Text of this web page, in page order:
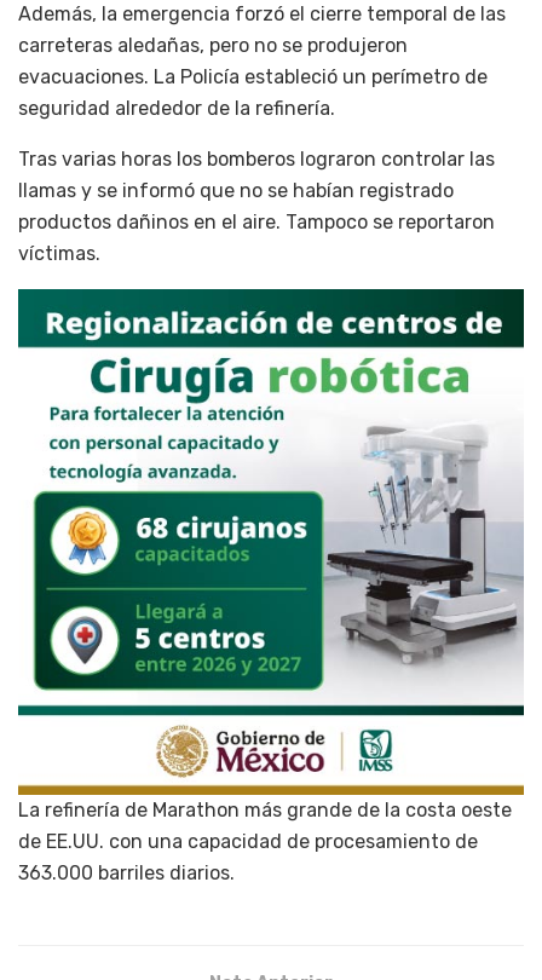
Además, la emergencia forzó el cierre temporal de las
carreteras aledañas, pero no se produjeron
evacuaciones. La Policía estableció un perímetro de
seguridad alrededor de la refinería.
Tras varias horas los bomberos lograron controlar las
llamas y se informó que no se habían registrado
productos dañinos en el aire. Tampoco se reportaron
víctimas.
La refinería de Marathon más grande de la costa oeste
de EE.UU. con una capacidad de procesamiento de
363.000 barriles diarios.